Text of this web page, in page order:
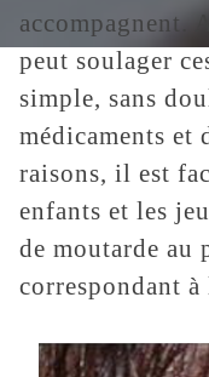
accompagnent.
peut soulager
simple, sans
médicaments et
raisons, il est
enfants et les
de moutarde au
correspondant à